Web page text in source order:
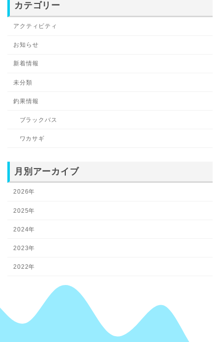
カテゴリー
アクティビティ
お知らせ
新着情報
未分類
釣果情報
ブラックバス
ワカサギ
月別アーカイブ
2026年
2025年
2024年
2023年
2022年